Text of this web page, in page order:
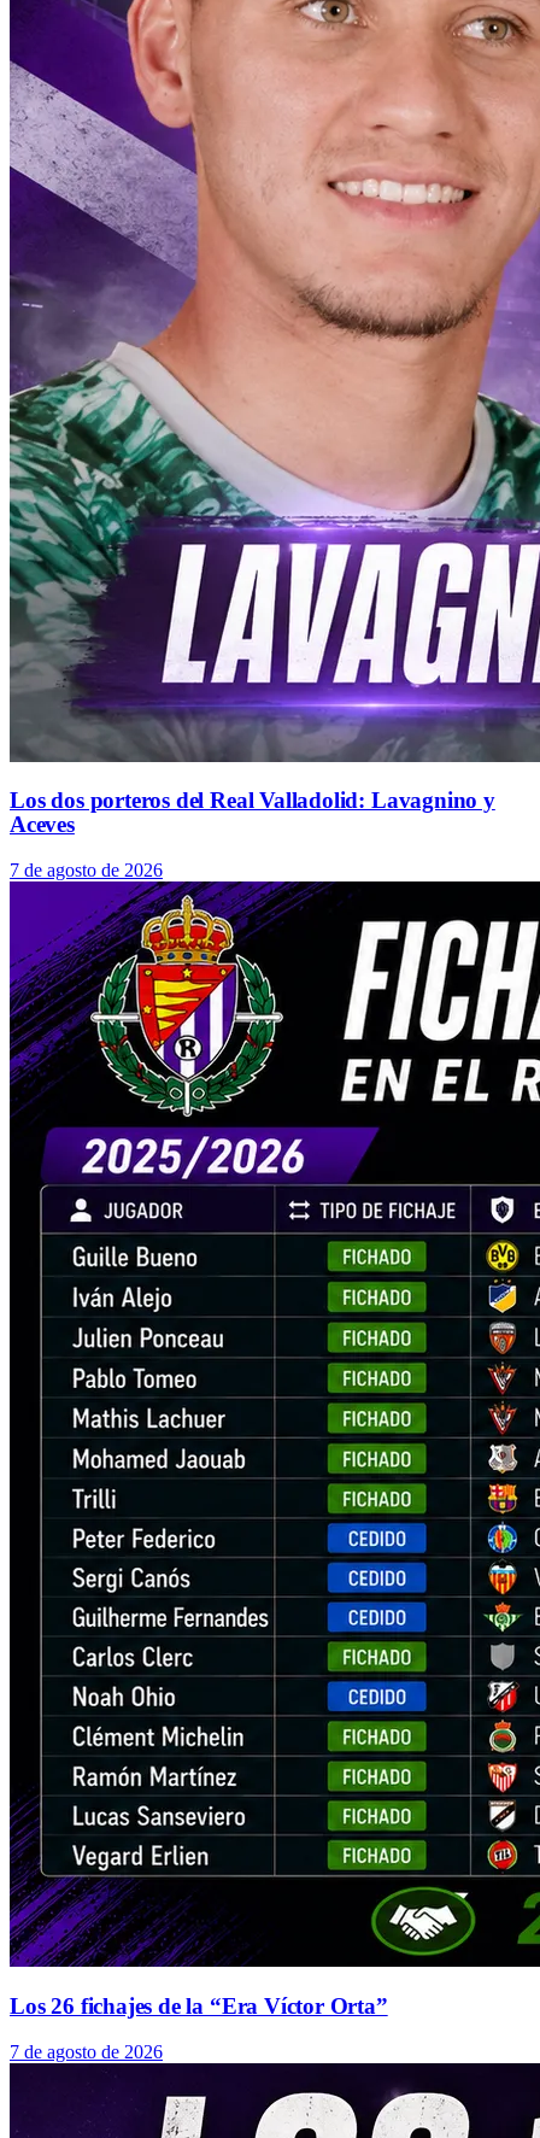
Los dos porteros del Real Valladolid: Lavagnino y
Aceves
7 de agosto de 2026
Los 26 fichajes de la “Era Víctor Orta”
7 de agosto de 2026